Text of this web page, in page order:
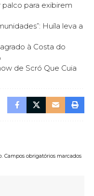
para exibirem
Huíla leva a
à Costa do
de Scró Que Cuia
Campos obrigatórios marcados